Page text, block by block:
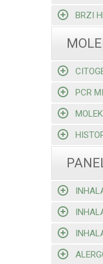
BRZI
PCR